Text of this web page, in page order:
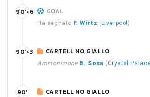
GOAL
Ha segnato F. Wirtz ( Liverpool)
90'+6
CARTELLINO GIALLO
Ammonizione B. Sosa (Crystal
90'+3
CARTELLINO GIALLO
90'